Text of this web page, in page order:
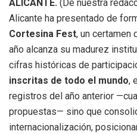
ALICANTE. (De nuestra
Alicante ha presentado de
Cortesina Fest, un certamen
año alcanza su madurez
cifras históricas de
inscritas de todo el mundo,
registros del año anterior
propuestas— sino que
internacionalización,